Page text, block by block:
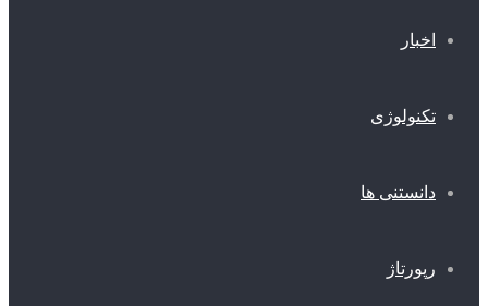
اخبار
تکنولوژی
دانستنی ها
رپورتاژ